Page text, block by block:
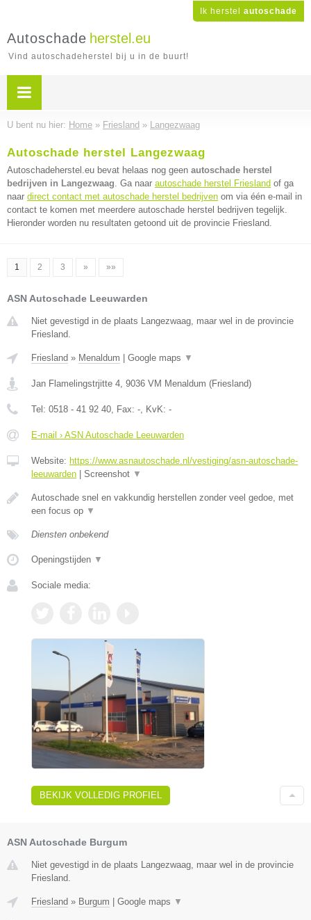
Ik herstel autoschade
Autoschade herstel.eu
Vind autoschadeherstel bij u in de buurt!
U bent nu hier: Home » Friesland » Langezwaag
Autoschade herstel Langezwaag
Autoschadeherstel.eu bevat helaas nog geen autoschade herstel
bedrijven in Langezwaag. Ga naar autoschade herstel Friesland of ga
naar direct contact met autoschade herstel bedrijven om via één e-mail in
contact te komen met meerdere autoschade herstel bedrijven tegelijk.
Hieronder worden nu resultaten getoond uit de provincie Friesland.
1 2 3 » »»
ASN Autoschade Leeuwarden
Niet gevestigd in de plaats Langezwaag, maar wel in de provincie
Friesland.
Friesland » Menaldum Google maps ▼
Jan Flamelingstrjitte 4, 9036 VM Menaldum (Friesland)
Tel: 0518 - 41 92 40, Fax: -, KvK: -
E-mail › ASN Autoschade Leeuwarden
Website: https://www.asnautoschade.nl/vestiging/asn-autoschade-
leeuwarden
Screenshot ▼
Autoschade snel en vakkundig herstellen zonder veel gedoe, met
een focus op ▼
Diensten onbekend
Openingstijden ▼
Sociale media:
BEKIJK VOLLEDIG PROFIEL
ASN Autoschade Burgum
Niet gevestigd in de plaats Langezwaag, maar wel in de provincie
Friesland.
Friesland » Burgum | Google maps ▼